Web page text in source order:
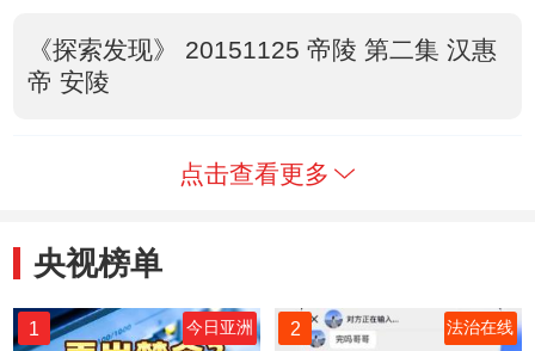
《探索发现》 20151125 帝陵 第二集 汉惠
帝 安陵
点击查看更多
央视榜单
1 今日亚洲 2 法治在线